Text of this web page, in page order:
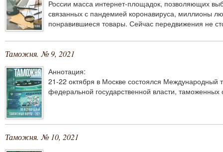
России масса интернет-площадок, позволяющих
связанных с пандемией коронавируса, миллионы
понравившиеся товары. Сейчас передвижения не
Таможня. № 9, 2021
Аннотация:
21-22 октября в Москве состоялся
федеральной государственной власти, таможенных
Таможня. № 10, 2021